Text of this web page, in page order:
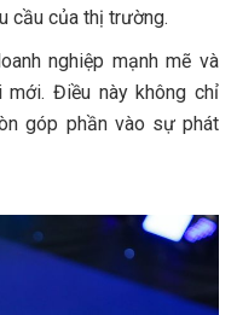
cầu của thị trường.
nghiệp mạnh mẽ và
Điều này không chỉ
góp phần vào sự phát